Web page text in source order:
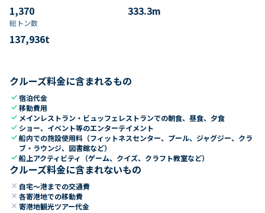
1,370 333.3m
総トン数​
137,936t
クルーズ料金に含まれるもの
check宿泊代金
check移動費用
check メインレストラン・ビュッフェレストランでの朝食、昼食、夕食
check ショー、イベント等のエンターテイメント
check船内での施設使用料（フィットネスセンター、プール、ジャグジー、クラ
ブ・ラウンジ、図書館など）
check船上アクティビティ（ゲーム、クイズ、クラフト教室など）
クルーズ料金に含まれないもの
close 自宅～港までの交通費
close 各寄港地での移動費
close 寄港地観光ツアー代金